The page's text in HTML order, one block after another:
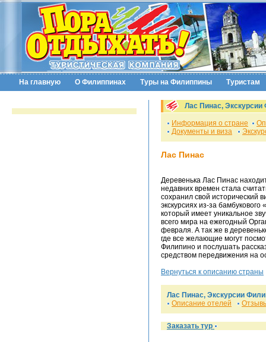
На главную О Филиппинах Туры на Филиппины Туристам
Лас Пинас,
Информация о стране
Документы и виза
Лас Пинас
Деревенька Лас Пинас
недавних времен стала
сохранил свой исторический
экскурсиях из-за
который имеет уникальное
всего мира на ежегодный
февраля. А так же в
где все желающие могут
Филипино и послушать
средством передвижения на
Вернуться к описанию страны
Лас Пинас, Экскурсии
Описание отелей
Заказать тур